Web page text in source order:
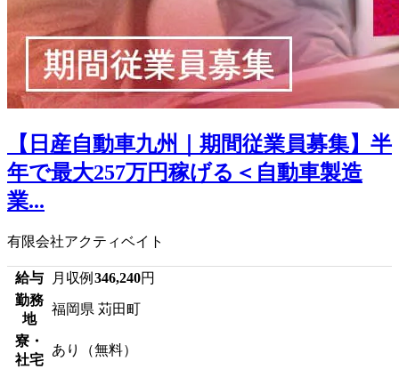
【日産自動車九州｜期間従業員募集】半
年で最大257万円稼げる＜自動車製造
業...
有限会社アクティベイト
給与 月収例 346,240円
勤務
地
福岡県 苅田町
寮・
社宅
あり（無料）